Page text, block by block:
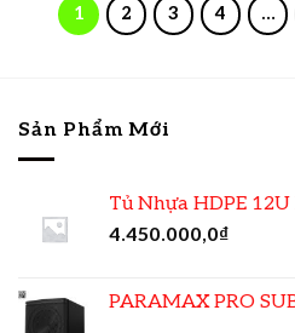
1 2 3 4 …
Sản Phẩm Mới
Tủ Nhựa HDPE
4.450.000,0₫
PARAMAX PRO